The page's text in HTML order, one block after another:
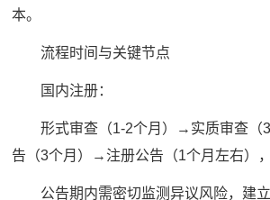
本。
流程时间与关键节点
国内注册：
形式审查（1-2个月）→实质审查（
告（3个月）→注册公告（1个月左右）
公告期内需密切监测异议风险，建立